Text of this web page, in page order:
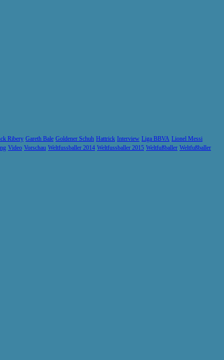
Ribery Gareth Bale Goldener Schuh Hattrick Interview Liga BBVA Lionel Messi
Video Vorschau Weltfussballer 2014 Weltfussballer 2015 Weltfußballer Weltfußballer